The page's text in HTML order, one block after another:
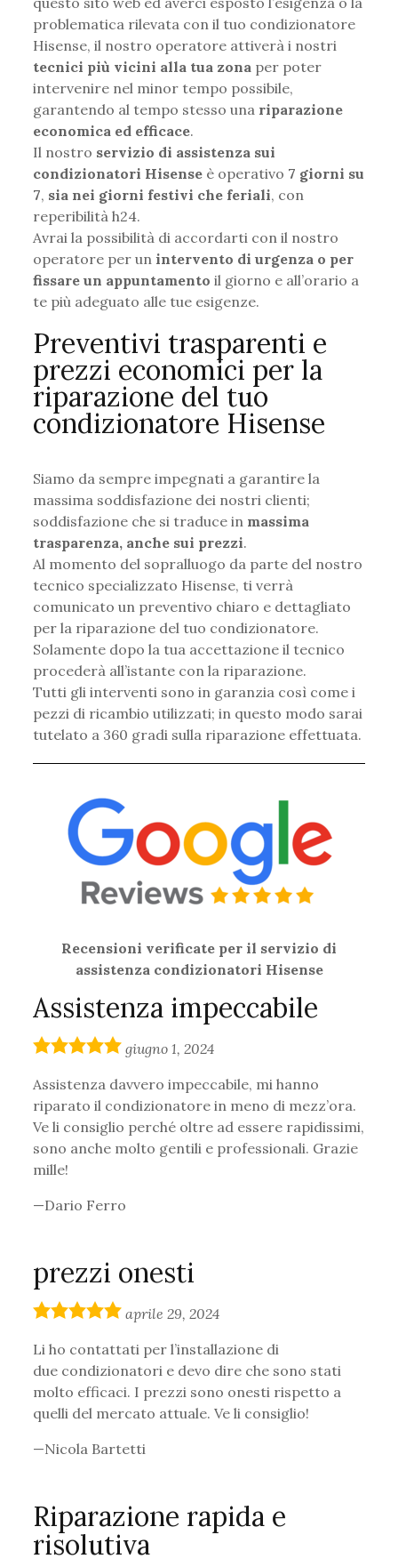
problematica rilevata con il tuo condizionatore
Hisense, il nostro operatore attiverà i nostri
tecnici più vicini alla tua zona per poter
intervenire nel minor tempo possibile,
garantendo al tempo stesso una riparazione
economica ed efficace.
Il nostro servizio di assistenza sui
condizionatori Hisense è operativo 7 giorni su
7, sia nei giorni festivi che feriali, con
reperibilità h24.
Avrai la possibilità di accordarti con il nostro
operatore per un intervento di urgenza o per
fissare un appuntamento il giorno e all’orario a
te più adeguato alle tue esigenze.
Preventivi trasparenti e
prezzi economici per la
riparazione del tuo
condizionatore Hisense
Siamo da sempre impegnati a garantire la
massima soddisfazione dei nostri clienti;
soddisfazione che si traduce in massima
trasparenza, anche sui prezzi.
Al momento del sopralluogo da parte del nostro
tecnico specializzato Hisense, ti verrà
comunicato un preventivo chiaro e dettagliato
per la riparazione del tuo condizionatore.
Solamente dopo la tua accettazione il tecnico
procederà all’istante con la riparazione.
Tutti gli interventi sono in garanzia così come i
pezzi di ricambio utilizzati; in questo modo sarai
tutelato a 360 gradi sulla riparazione effettuata.
Recensioni verificate per il servizio di
assistenza condizionatori Hisense
Assistenza impeccabile
5,0
giugno 1, 2024
Assistenza davvero impeccabile, mi hanno
riparato il condizionatore in meno di mezz’ora.
Ve li consiglio perché oltre ad essere rapidissimi,
sono anche molto gentili e professionali. Grazie
mille!
Dario Ferro
prezzi onesti
5,0
aprile 29, 2024
Li ho contattati per l’installazione di
due condizionatori e devo dire che sono stati
molto efficaci. I prezzi sono onesti rispetto a
quelli del mercato attuale. Ve li consiglio!
Nicola Bartetti
Riparazione rapida e
risolutiva